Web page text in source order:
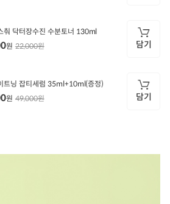
춰 닥터장수진 수분토너 130ml
22,000원
원 담기
트닝 잡티세럼 35ml+10ml(증정)
49,000원
원 담기